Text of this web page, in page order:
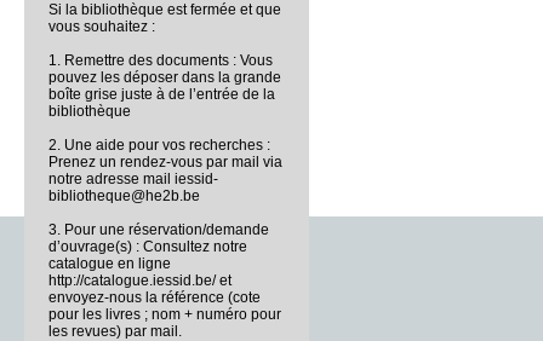
Si la bibliothèque est fermée et que
vous souhaitez :
1. Remettre des documents : Vous
pouvez les déposer dans la grande
boîte grise juste à de l’entrée de la
bibliothèque
2. Une aide pour vos recherches :
Prenez un rendez-vous par mail via
notre adresse mail iessid-
bibliotheque@he2b.be
3. Pour une réservation/demande
d’ouvrage(s) : Consultez notre
catalogue en ligne
http://catalogue.iessid.be/ et
envoyez-nous la référence (cote
pour les livres ; nom + numéro pour
les revues) par mail.